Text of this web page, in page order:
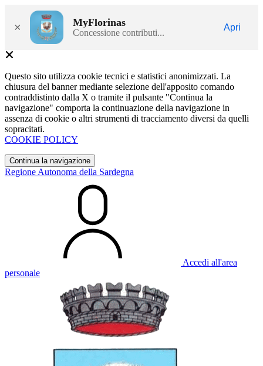
× MyFlorinas
Concessione contributi...
Apri
Questo sito utilizza cookie tecnici e statistici anonimizzati. La
chiusura del banner mediante selezione dell'apposito comando
contraddistinto dalla X o tramite il pulsante "Continua la
navigazione" comporta la continuazione della navigazione in
assenza di cookie o altri strumenti di tracciamento diversi da quelli
sopracitati.
COOKIE POLICY
Continua la navigazione
Regione Autonoma della Sardegna
Accedi all'area
personale